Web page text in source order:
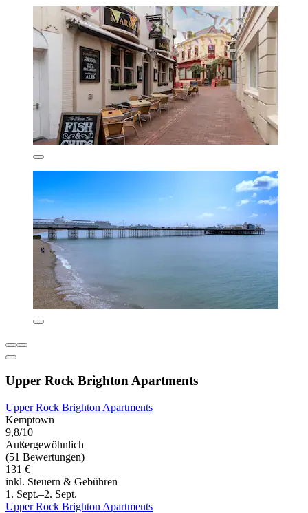
Upper Rock Brighton Apartments
Upper Rock Brighton Apartments
Kemptown
9,8/10
Außergewöhnlich
(51 Bewertungen)
131 €
inkl. Steuern & Gebühren
1. Sept.–2. Sept.
Upper Rock Brighton Apartments